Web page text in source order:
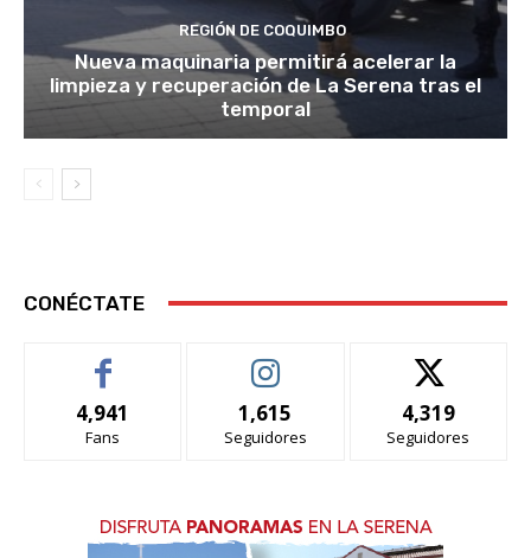
REGIÓN DE COQUIMBO
Nueva maquinaria permitirá acelerar la
limpieza y recuperación de La Serena tras el
temporal
CONÉCTATE
4,941
Fans
1,615
Seguidores
4,319
Seguidores